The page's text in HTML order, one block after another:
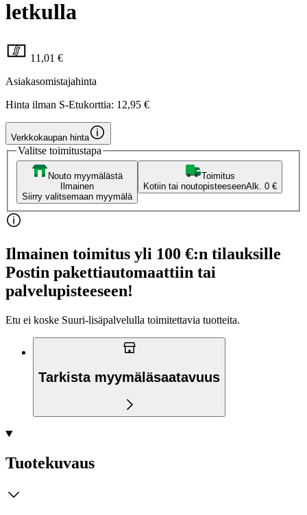
letkulla
11,01 €
Asiakasomistajahinta
Hinta ilman S-Etukorttia: 12,95 €
Verkkokaupan hinta
Valitse toimitustapa
Nouto myymälästä
Ilmainen
Siirry valitsemaan myymälä
Toimitus
Kotiin tai noutopisteeseenAlk. 0 €
Ilmainen toimitus yli 100 €:n tilauksille
Postin pakettiautomaattiin tai
palvelupisteeseen!
Etu ei koske Suuri‑lisäpalvelulla toimitettavia tuotteita.
Tarkista myymäläsaatavuus
Tuotekuvaus